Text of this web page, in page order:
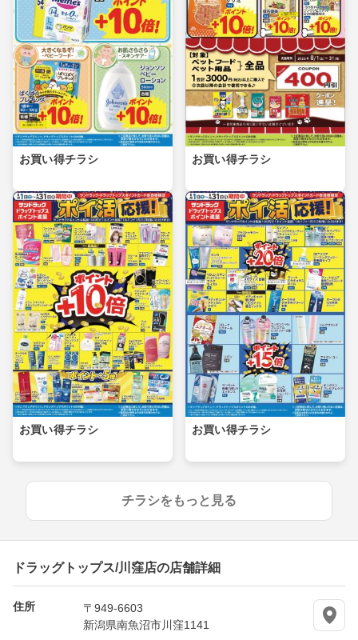
お買い得チラシ お買い得チラシ
お買い得チラシ お買い得チラシ
チラシをもっと見る
ドラッグトップス/川窪店の店舗詳細
住所
〒949-6603
新潟県南魚沼市川窪1141